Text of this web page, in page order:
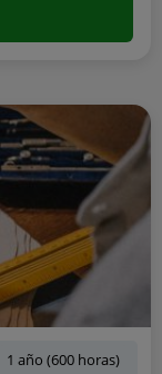
1 año (600 horas)